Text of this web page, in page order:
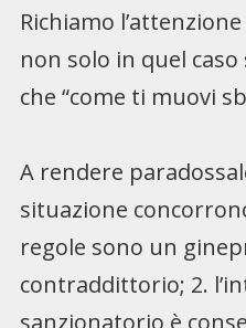
Richiamo
non solo in quel caso
che “come ti muovi
A rendere
situazione
regole sono un
contraddittorio; 2.
sanzionatorio è